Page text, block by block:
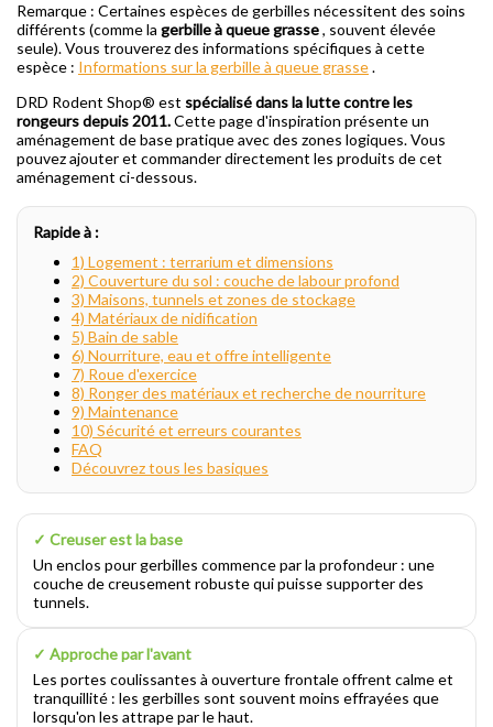
Remarque : Certaines espèces de gerbilles nécessitent des soins
différents (comme la gerbille à queue grasse, souvent élevée
seule). Vous trouverez des informations spécifiques à cette
espèce : Informations sur la gerbille à queue grasse.
DRD Rodent Shop® est spécialisé dans la lutte contre les
rongeurs depuis 2011.Cette page d'inspiration présente un
aménagement de base pratique avec des zones logiques. Vous
pouvez ajouter et commander directement les produits de cet
aménagement ci-dessous.
Rapide à :
1) Logement : terrarium et dimensions
2) Couverture du sol : couche de labour profond
3) Maisons, tunnels et zones de stockage
4) Matériaux de nidification
5) Bain de sable
6) Nourriture, eau et offre intelligente
7) Roue d'exercice
8) Ronger des matériaux et recherche de nourriture
9) Maintenance
10) Sécurité et erreurs courantes
FAQ
Découvrez tous les basiques
✓ Creuser est la base
Un enclos pour gerbilles commence par la profondeur : une
couche de creusement robuste qui puisse supporter des
tunnels.
✓ Approche par l'avant
Les portes coulissantes à ouverture frontale offrent calme et
tranquillité : les gerbilles sont souvent moins effrayées que
lorsqu'on les attrape par le haut.